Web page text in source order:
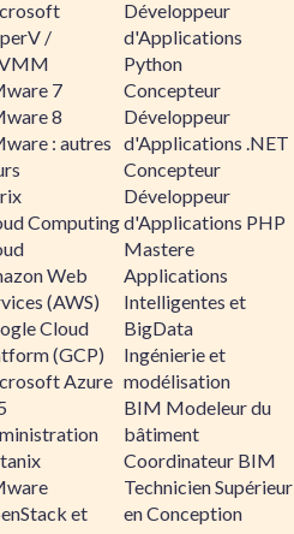
/
7
8
: autres
Computing
Web
(AWS)
Cloud
(GCP)
Azure
et
Développeur
d'Applications
Python
Concepteur
Développeur
d'Applications .NET
Concepteur
Développeur
d'Applications PHP
Mastere
Applications
Intelligentes et
BigData
Ingénierie et
modélisation
BIM Modeleur du
bâtiment
Coordinateur BIM
Technicien Supérieur
en Conception